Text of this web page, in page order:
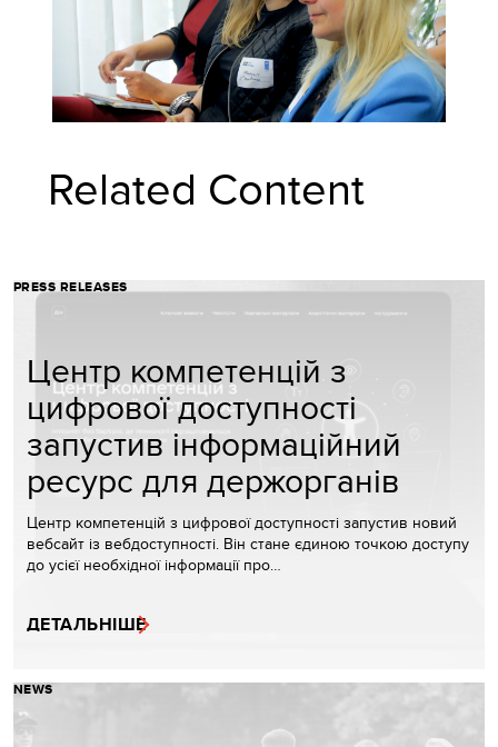
Related Content
PRESS RELEASES
Центр компетенцій з
цифрової доступності
запустив інформаційний
ресурс для держорганів
Центр компетенцій з цифрової доступності запустив новий
вебсайт із вебдоступності. Він стане єдиною точкою доступу
до усієї необхідної інформації про…
ДЕТАЛЬНІШЕ
NEWS